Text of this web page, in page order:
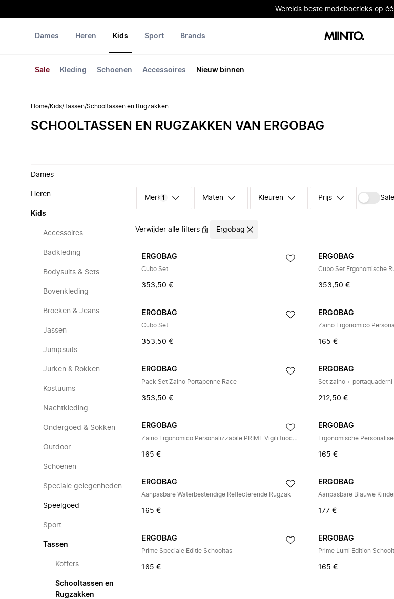
Werelds beste modeboetieks op
Dames Heren Kids
Sale Kleding Schoenen Accessoires Nieuw binnen
Sport Brands
Home/Kids/Tassen/Schooltassen en Rugzakken
SCHOOLTASSEN EN RUGZAKKEN VAN ERGOBAG
Dames
Heren
Kids
Accessoires
Badkleding
Bodysuits & Sets
Bovenkleding
Broeken & Jeans
Jassen
Jumpsuits
Jurken & Rokken
Kostuums
Nachtkleding
Ondergoed & Sokken
Outdoor
Schoenen
Speciale gelegenheden
Speelgoed
Sport
Tassen
Koffers
Schooltassen en
Rugzakken
Merk 1 Maten Kleuren Prijs
Verwijder alle filters Ergobag
ERGOBAG
Cubo Set
353,50 €
ERGOBAG
Cubo Set Ergonomische
353,50 €
ERGOBAG
Cubo Set
353,50 €
ERGOBAG
165 €
ERGOBAG
Pack Set Zaino Portapenne Race
353,50 €
ERGOBAG
Set zaino +
212,50 €
ERGOBAG
Zaino Ergonomico Personalizzabile PRIME Vigili fuoco pompieri
165 €
ERGOBAG
165 €
ERGOBAG
Aanpasbare Waterbestendige Reflecterende Rugzak
165 €
ERGOBAG
Aanpasbare Blauwe
177 €
ERGOBAG
Prime Speciale Editie Schooltas
165 €
ERGOBAG
Prime Lumi Edition
165 €